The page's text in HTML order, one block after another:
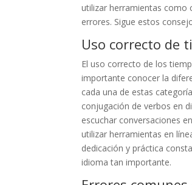
utilizar herramientas como
errores. Sigue estos
Uso correcto de
El uso correcto de los
importante conocer la
cada una de estas
conjugación de verbos en
escuchar conversaciones
utilizar herramientas en
dedicación y práctica
idioma tan importante.